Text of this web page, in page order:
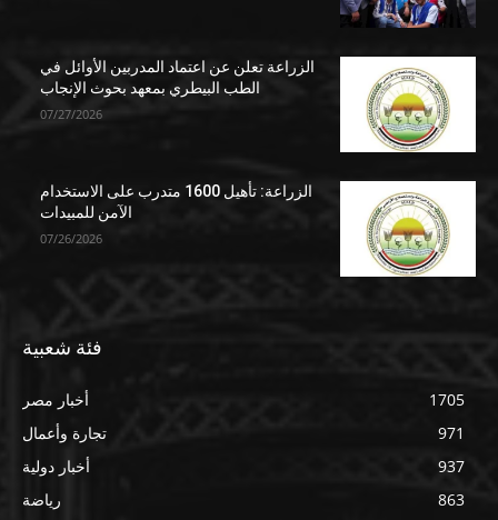
الزراعة تعلن عن اعتماد المدربين الأوائل في
الطب البيطري بمعهد بحوث الإنجاب
07/27/2026
الزراعة: تأهيل 1600 متدرب على الاستخدام
الآمن للمبيدات
07/26/2026
فئة شعبية
أخبار مصر
1705
تجارة وأعمال
971
أخبار دولية
937
رياضة
863